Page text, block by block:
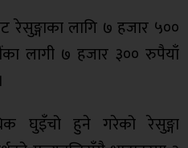
रेसुङ्गाका लागि ७ हजार ५००
लागी ७ हजार ३०० रुपैयाँ
घुइँचो हुने गरेको रेसुङ्गा